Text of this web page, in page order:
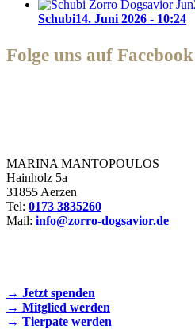
Schubi14. Juni 2026 - 10:24
Folge uns auf Facebook
MARINA MANTOPOULOS
Hainholz 5a
31855 Aerzen
Tel: 0173 3835260
Mail: info@zorro-dogsavior.de
→ Jetzt spenden
→ Mitglied werden
→ Tierpate werden